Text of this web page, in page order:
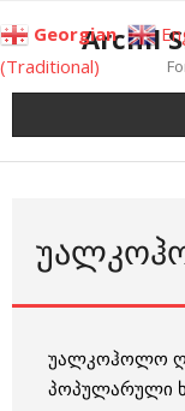
to
content
Archil
უალკოჰოლო
პოპულარული
Georgian
(Traditional)